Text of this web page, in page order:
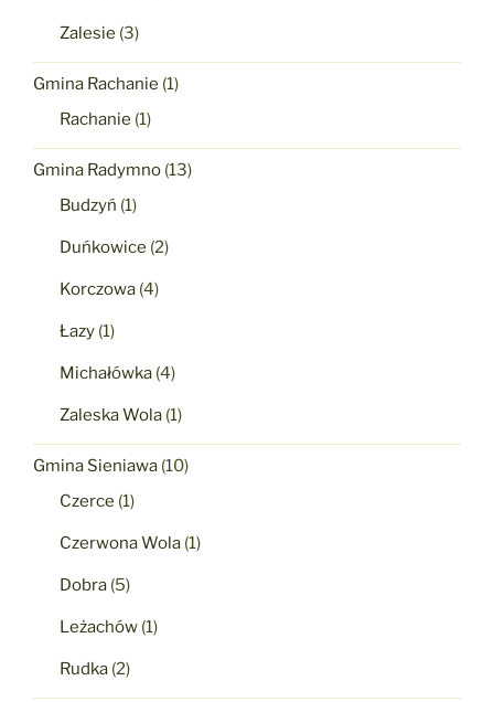
Zalesie (3)
Gmina Rachanie (1)
Rachanie (1)
Gmina Radymno (13)
Budzyń (1)
Duńkowice (2)
Korczowa (4)
Łazy (1)
Michałówka (4)
Zaleska Wola (1)
Gmina Sieniawa (10)
Czerce (1)
Czerwona Wola (1)
Dobra (5)
Leżachów (1)
Rudka (2)